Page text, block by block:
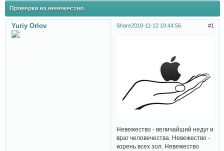
Проверки на невежество
Share 1
2018-11-12 19:44:56
Yuriy Orlov
Невежество - величайший недуг и
враг человечества. Невежество -
корень всех зол. Невежество